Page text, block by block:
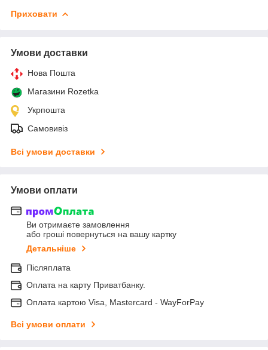
Приховати
Умови доставки
Нова Пошта
Магазини Rozetka
Укрпошта
Самовивіз
Всі умови доставки
Умови оплати
Ви отримаєте замовлення
або гроші повернуться на вашу картку
Детальніше
Післяплата
Оплата на карту Приватбанку.
Оплата картою Visa, Mastercard - WayForPay
Всі умови оплати